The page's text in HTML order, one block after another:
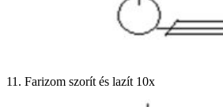
11. Farizom szorít és lazít 10x